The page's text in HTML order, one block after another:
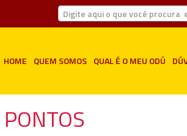
HOME QUEM SOMOS QUAL É O MEU ODÚ